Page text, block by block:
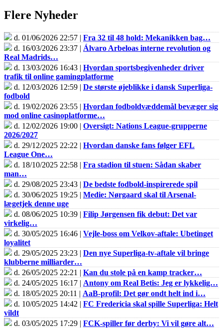
Flere Nyheder
d. 01/06/2026 22:57 | Fra 32 til 48 hold: Mekanikken bag…
d. 16/03/2026 23:37 | Álvaro Arbeloas interne revolution og
Real Madrids…
d. 13/03/2026 16:43 | Hvordan sportsbegivenheder driver
trafik til online gamingplatforme
d. 12/03/2026 12:59 | De største øjeblikke i dansk Superliga-
fodbold
d. 19/02/2026 23:55 | Hvordan fodboldvæddemål bevæger sig
mod online casinoplatforme…
d. 12/02/2026 19:00 | Oversigt: Nations League-grupperne
2026/2027
d. 29/12/2025 22:22 | Hvordan danske fans følger EFL
League One…
d. 18/10/2025 22:58 | Fra stadion til stuen: Sådan skaber
man…
d. 29/08/2025 23:43 | De bedste fodbold-inspirerede spil
d. 30/06/2025 19:25 | Medie: Nørgaard skal til Arsenal-
lægetjek denne uge
d. 08/06/2025 10:39 | Filip Jørgensen fik debut: Det var
virkelig…
d. 30/05/2025 16:46 | Vejle-boss om Velkov-aftale: Ubetinget
loyalitet
d. 29/05/2025 23:23 | Den nye Superliga-tv-aftale vil bringe
klubberne milliarder…
d. 26/05/2025 22:21 | Kan du stole på en kamp tracker…
d. 24/05/2025 16:17 | Antony om Real Betis: Jeg er lykkelig…
d. 18/05/2025 20:11 | AaB-profil: Det gør ondt helt ind i…
d. 10/05/2025 14:42 | FC Fredericia skal spille Superliga: Helt
vildt
d. 03/05/2025 17:29 | FCK-spiller før derby: Vi vil gøre alt…